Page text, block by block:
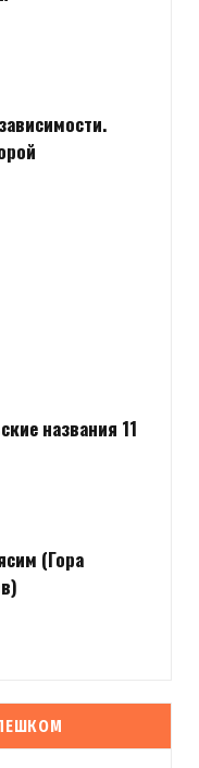
названия 11
(Гора